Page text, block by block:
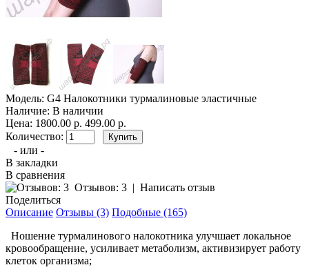
Модель: G4 Налокотники турмалиновые эластичные
Наличие: В наличии
Цена: 1800.00 р. 499.00 р.
Количество:
- или -
В закладки
В сравнения
Отзывов: 3 | Написать отзыв
Поделиться
Описание Отзывы (3) Подобные (165)
Ношение турмалинового налокотника улучшает локальное
кровообращение, усиливает метаболизм, активизирует работу
клеток организма;